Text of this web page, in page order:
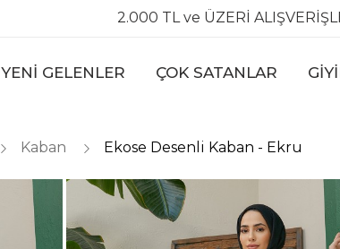
2.000 TL ve ÜZERİ
YENİ GELENLER ÇOK SATANLAR
Kaban Ekose Desenli Kaban - Ekru